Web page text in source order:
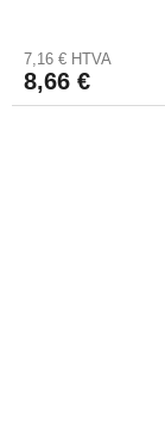
7,16 € HTVA
8,66 €